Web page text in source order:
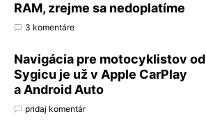
RAM, zrejme sa nedoplatíme
3 komentáre
Navigácia pre motocyklistov od
Sygicu je už v Apple CarPlay
a Android Auto
pridaj komentár